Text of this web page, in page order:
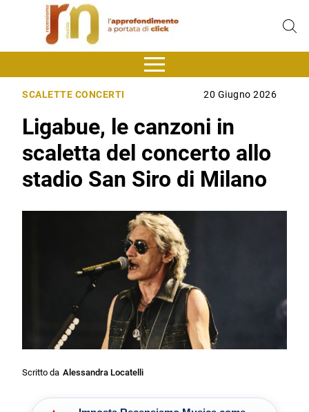
SCALETTE CONCERTI 20 Giugno 2026
Ligabue, le canzoni in
scaletta del concerto allo
stadio San Siro di Milano
Scritto da Alessandra Locatelli